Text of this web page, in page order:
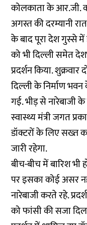
कोलकाता के आर.जी.
अगस्त की दरम्यानी
के बाद पूरा देश गुस्से में
को भी दिल्ली समेत
प्रदर्शन किया.
दिल्ली के निर्माण भवन
गई. भीड़ से नारेबाजी
स्वास्थ्य मंत्री जगत
डॉक्टरों के लिए सख्त
जारी रहेगा.
बीच-बीच में बारिश भी
पर इसका कोई असर
नारेबाजी करते रहे.
को फांसी की सजा